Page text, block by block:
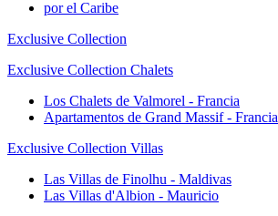
por el Caribe
Exclusive Collection
Exclusive Collection Chalets
Los Chalets de Valmorel - Francia
Apartamentos de Grand Massif - Francia
Exclusive Collection Villas
Las Villas de Finolhu - Maldivas
Las Villas d'Albion - Mauricio